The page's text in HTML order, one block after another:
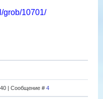
grob/10701/
| Сообщение # 4